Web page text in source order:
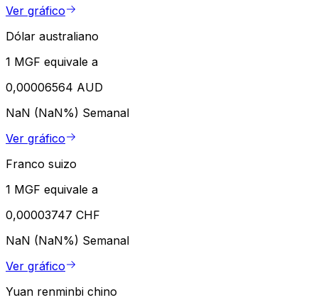
Ver gráfico
Dólar australiano
1 MGF equivale a
0,00006564 AUD
NaN (NaN%) Semanal
Ver gráfico
Franco suizo
1 MGF equivale a
0,00003747 CHF
NaN (NaN%) Semanal
Ver gráfico
Yuan renminbi chino